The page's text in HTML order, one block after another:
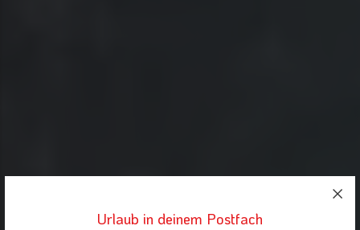
Urlaub in deinem Postfach